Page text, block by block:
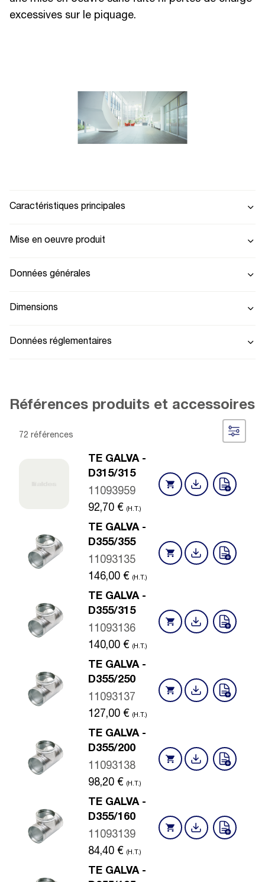
excessives sur le piquage.
Caractéristiques principales
Mise en oeuvre produit
Données générales
Dimensions
Données réglementaires
Références produits et accessoires
72 références
TE GALVA -
D315/315
11093959
92,70 € (H.T.)
TE GALVA -
D355/355
11093135
146,00 € (H.T.)
TE GALVA -
D355/315
11093136
140,00 € (H.T.)
TE GALVA -
D355/250
11093137
127,00 € (H.T.)
TE GALVA -
D355/200
11093138
98,20 € (H.T.)
TE GALVA -
D355/160
11093139
84,40 € (H.T.)
TE GALVA -